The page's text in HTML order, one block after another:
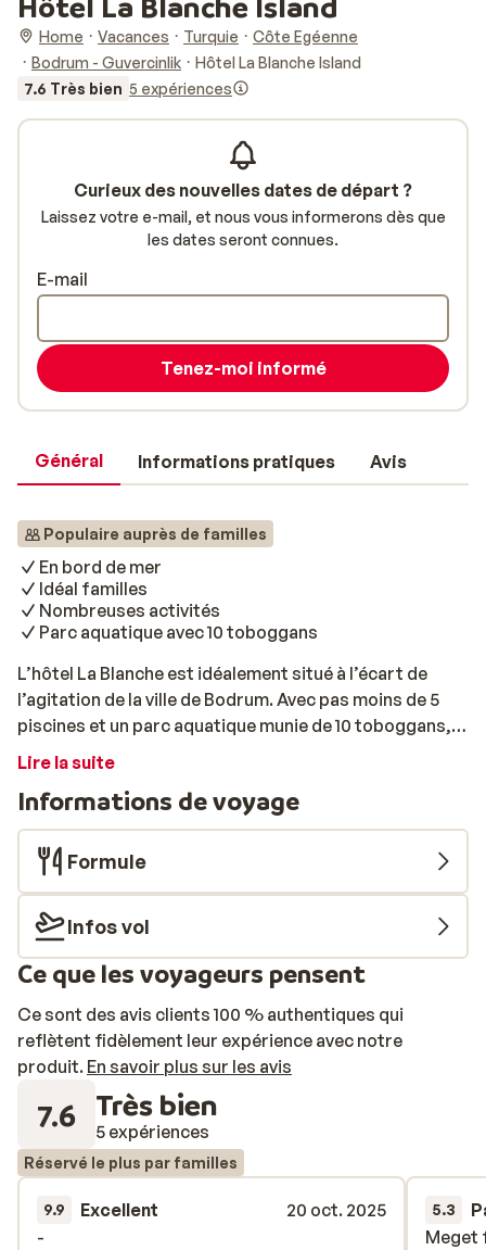
Home Vacances Turquie
Côte Egéenne
Bodrum - Guvercinlik
Hôtel La Blanche Island
7.6 Très bien 5 expériences
Général Informations pratiques Avis
Populaire auprès de familles
En bord de mer
Idéal familles
Nombreuses activités
Parc aquatique avec 10 toboggans
L’hôtel La Blanche est idéalement situé à l’écart de
l’agitation de la ville de Bodrum. Avec pas moins de 5
piscines et un parc aquatique munie de 10 toboggans,
petits et grands ne pourront pas s’ennuyer! Les
divers jeux ludiques leurs seront proposés. Le
complexe propose des chambres spacieuses et
élégantes, toutes bien équipées pour votre confort.
Idéal pour se ressourcer au calme et oublier le stress
du quotidien. Lors du séjour, les gourmands seront
ravis de déguster de délicieuses spécialités locales et
des mets internationaux. Toute la famille pourra se
retrouver autour d’un bon repas dans les 5 restaurants
de l’hôtel. Les plus sportifs d’entre vous auront
l’occasion de s’adonner à diverses activités sportives
comme le volley-ball, le basket-ball ou le tennis, tandis
que les amateurs de farniente préféreront se détendre
au spa (sauna et hammam). Le soir, des spectacles, des
soirées à thème et des concerts vous seront
proposés, histoire de profiter pleinement de moments
également une boîte de nuit pour les fêtards.
Lire la suite
Informations de voyage
Formule
Infos vol
Ce que les voyageurs pensent
Ce sont des avis clients 100 % authentiques qui
reflètent fidèlement leur expérience avec notre
produit. En savoir plus sur les avis
7.6 Très bien
5 expériences
Réservé le plus par familles
9.9 Excellent
20 oct. 2025
-
-
5.3
Meget
Meget
Curieux des nouvelles dates de départ ?
Laissez votre e-mail, et nous vous informerons dès que
les dates seront connues.
E-mail
Tenez-moi informé